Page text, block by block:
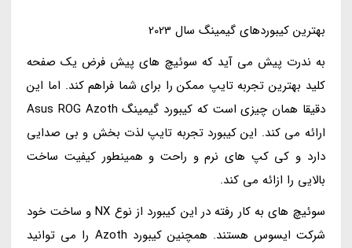
بهترین کیبوردهای گیمینگ سال 2023
به ندرت پیش می آید که سوئیچ های پیش فرض یک صفحه
کلید بهترین تجربه تایپ ممکن را برای شما فراهم کند. اما این
دقیقا همان چیزی است که کیبورد گیمینگ Asus ROG Azoth
ارائه می کند. این کیبورد تجربه تایپ لذت بخش و بی صدایی
دارد و کی کپ های نرم و راحت و همینطور کیفیت ساخت
بالایی را ازائه می کند.
سوئیچ های به کار رفته در این کیبورد از نوع NX و ساخت خود
شرکت ایسوس هستند. همچنین کیبورد Azoth را می توانید